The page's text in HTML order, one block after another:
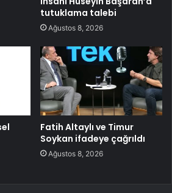
tutuklama talebi
Ağustos 8, 2026
Fatih Altaylı ve Timur
Soykan ifadeye çağrıldı
Ağustos 8, 2026